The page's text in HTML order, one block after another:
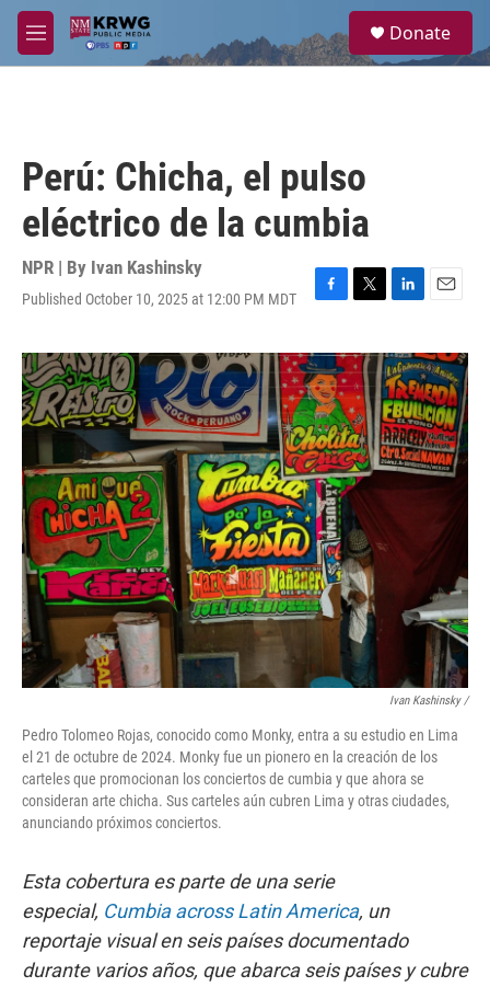
Skip to main content
M
e
a
Donate
Perú: Chicha, el pulso
eléctrico de la cumbia
NPR | By Ivan Kashinsky
Published October 10, 2025 at 12:00 PM MDT
F
c
e
b
o
o
k
T
i
t
t
e
r
L
n
k
e
d
I
n
E
a
i
l
Ivan Kashinsky/
Pedro Tolomeo Rojas, conocido como Monky, entra a su estudio en Lima
el 21 de octubre de 2024. Monky fue un pionero en la creación de los
carteles que promocionan los conciertos de cumbia y que ahora se
consideran arte chicha. Sus carteles aún cubren Lima y otras ciudades,
anunciando próximos conciertos.
Esta cobertura es parte de una serie
especial, Cumbia across Latin America, un
reportaje visual en seis países documentado
durante varios años, que abarca seis países y cubre